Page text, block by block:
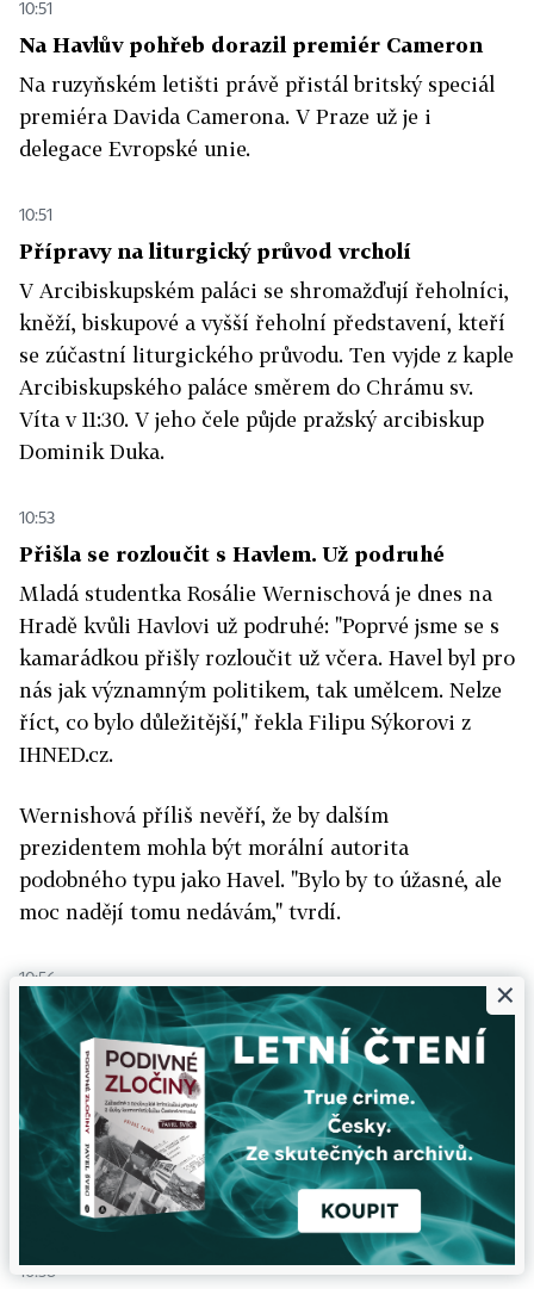
10:51
Na Havlův pohřeb dorazil premiér Cameron
Na ruzyňském letišti právě přistál britský speciál
premiéra Davida Camerona. V Praze už je i
delegace Evropské unie.
10:51
Přípravy na liturgický průvod vrcholí
V Arcibiskupském paláci se shromažďují řeholníci,
kněží, biskupové a vyšší řeholní představení, kteří
se zúčastní liturgického průvodu. Ten vyjde z kaple
Arcibiskupského paláce směrem do Chrámu sv.
Víta v 11:30. V jeho čele půjde pražský arcibiskup
Dominik Duka.
10:53
Přišla se rozloučit s Havlem. Už podruhé
Mladá studentka Rosálie Wernischová je dnes na
Hradě kvůli Havlovi už podruhé: "Poprvé jsme se s
kamarádkou přišly rozloučit už včera. Havel byl pro
nás jak významným politikem, tak umělcem. Nelze
říct, co bylo důležitější," řekla Filipu Sýkorovi z
IHNED.cz.
Wernishová příliš nevěří, že by dalším
prezidentem mohla být morální autorita
podobného typu jako Havel. "Bylo by to úžasné, ale
moc nadějí tomu nedávám," tvrdí.
10:56
Na letišti přistálo letadlo s německým
prezidentem
Do Prahy dorazila i německá delegace v čele s
prezidentem Christianem Wulffem.
V české metropoli již jsou také korunní princ
Belgie a místopředseda belgické vlády.
10:58
×